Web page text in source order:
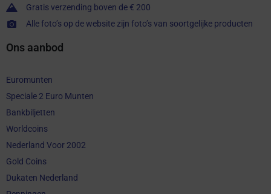
Gratis verzending boven de € 200
Alle foto’s op de website zijn foto’s van soortgelijke producten
Ons aanbod
Euromunten
Speciale 2 Euro Munten
Bankbiljetten
Worldcoins
Nederland Voor 2002
Gold Coins
Dukaten Nederland